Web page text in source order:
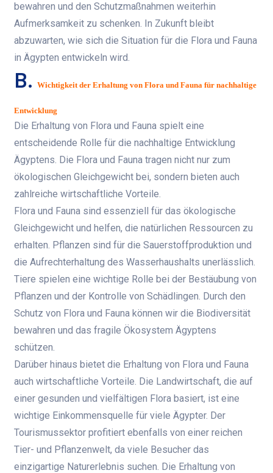
bewahren und den Schutzmaßnahmen weiterhin
Aufmerksamkeit zu schenken. In Zukunft bleibt
abzuwarten, wie sich die Situation für die Flora und Fauna
in Ägypten entwickeln wird.
B.Wichtigkeit der Erhaltung von Flora und Fauna für nachhaltige
Entwicklung
Die Erhaltung von Flora und Fauna spielt eine
entscheidende Rolle für die nachhaltige Entwicklung
Ägyptens. Die Flora und Fauna tragen nicht nur zum
ökologischen Gleichgewicht bei, sondern bieten auch
zahlreiche wirtschaftliche Vorteile.
Flora und Fauna sind essenziell für das ökologische
Gleichgewicht und helfen, die natürlichen Ressourcen zu
erhalten. Pflanzen sind für die Sauerstoffproduktion und
die Aufrechterhaltung des Wasserhaushalts unerlässlich.
Tiere spielen eine wichtige Rolle bei der Bestäubung von
Pflanzen und der Kontrolle von Schädlingen. Durch den
Schutz von Flora und Fauna können wir die Biodiversität
bewahren und das fragile Ökosystem Ägyptens
schützen.
Darüber hinaus bietet die Erhaltung von Flora und Fauna
auch wirtschaftliche Vorteile. Die Landwirtschaft, die auf
einer gesunden und vielfältigen Flora basiert, ist eine
wichtige Einkommensquelle für viele Ägypter. Der
Tourismussektor profitiert ebenfalls von einer reichen
Tier- und Pflanzenwelt, da viele Besucher das
einzigartige Naturerlebnis suchen. Die Erhaltung von